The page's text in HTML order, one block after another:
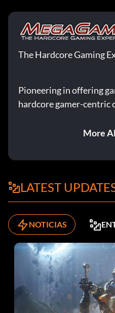
The Hardcore Gaming
Pioneering in offering
hardcore gamer-centric
More
LATEST
NOTICIAS